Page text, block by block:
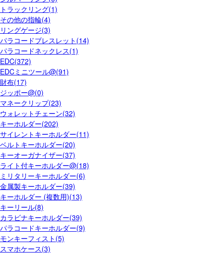
トラックリング(1)
その他の指輪(4)
リングゲージ(3)
パラコードブレスレット(14)
パラコードネックレス(1)
EDC(372)
EDCミニツール@(91)
財布(17)
ジッポー@(0)
マネークリップ(23)
ウォレットチェーン(32)
キーホルダー(202)
サイレントキーホルダー(11)
ベルトキーホルダー(20)
キーオーガナイザー(37)
ライト付キーホルダー@(18)
ミリタリーキーホルダー(6)
金属製キーホルダー(39)
キーホルダー (複数用)(13)
キーリール(8)
カラビナキーホルダー(39)
パラコードキーホルダー(9)
モンキーフィスト(5)
スマホケース(3)